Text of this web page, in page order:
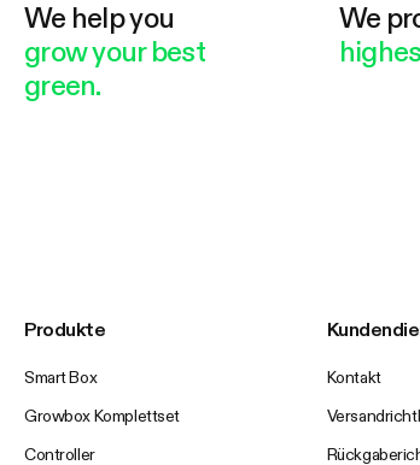
We help you
grow your best
green.
We
Produkte
Smart Box
Growbox Komplettset
Controller
Kontakt